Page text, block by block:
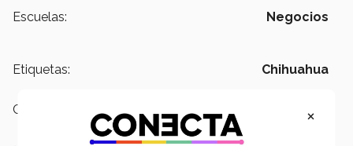
Escuelas: Negocios
Etiquetas: Chihuahua
Categoría: Emprendedores
×